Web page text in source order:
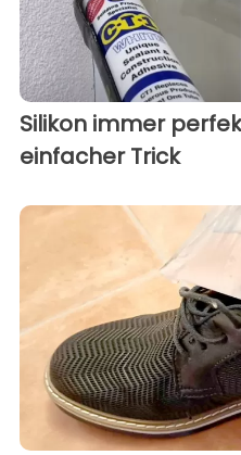
Silikon immer
einfacher Trick